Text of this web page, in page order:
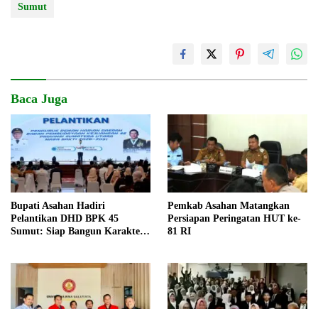
Sumut
Baca Juga
Bupati Asahan Hadiri
Pelantikan DHD BPK 45
Sumut: Siap Bangun Karakter
Pemkab Asahan Matangkan
Persiapan Peringatan HUT ke-
81 RI